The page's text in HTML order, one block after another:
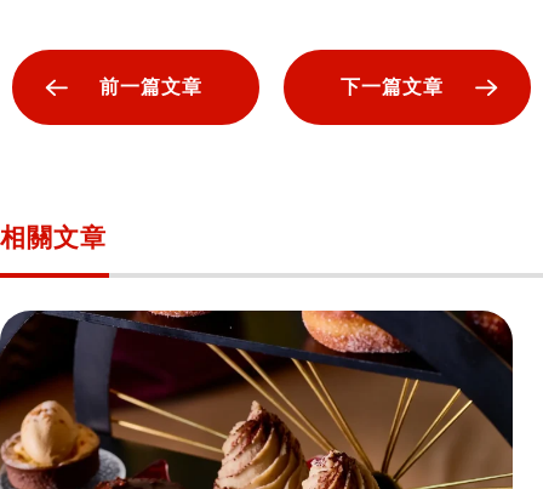
前一篇文章 下一篇文章
相關文章